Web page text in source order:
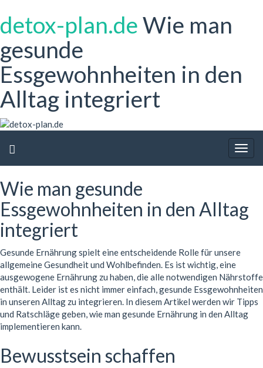
detox-plan.deWie man
gesunde
Essgewohnheiten in den
Alltag integriert
Wie man gesunde
Essgewohnheiten in den Alltag
integriert
Gesunde Ernährung spielt eine entscheidende Rolle für unsere
allgemeine Gesundheit und Wohlbefinden. Es ist wichtig, eine
ausgewogene Ernährung zu haben, die alle notwendigen Nährstoffe
enthält. Leider ist es nicht immer einfach, gesunde Essgewohnheiten
in unseren Alltag zu integrieren. In diesem Artikel werden wir Tipps
und Ratschläge geben, wie man gesunde Ernährung in den Alltag
implementieren kann.
Bewusstsein schaffen